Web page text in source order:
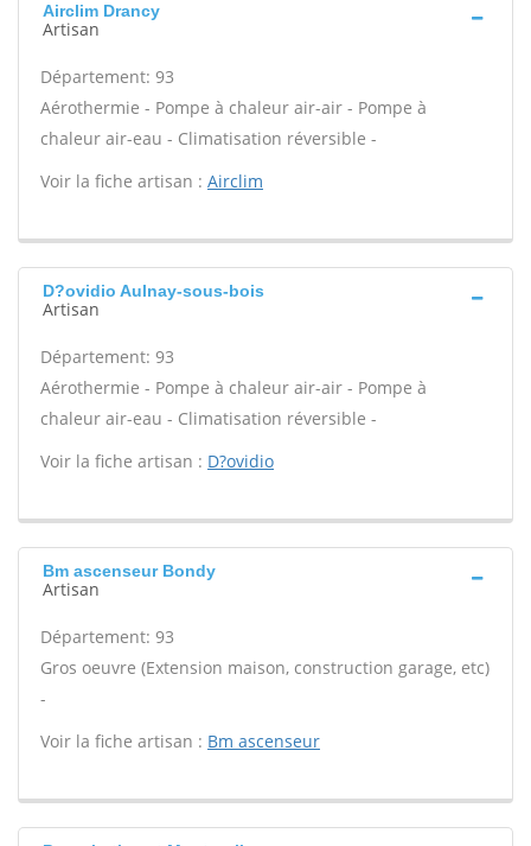
Airclim Drancy
Artisan
Département: 93
Aérothermie - Pompe à chaleur air-air - Pompe à
chaleur air-eau - Climatisation réversible -
Voir la fiche artisan : Airclim
D?ovidio Aulnay-sous-bois
Artisan
Département: 93
Aérothermie - Pompe à chaleur air-air - Pompe à
chaleur air-eau - Climatisation réversible -
Voir la fiche artisan : D?ovidio
Bm ascenseur Bondy
Artisan
Département: 93
Gros oeuvre (Extension maison, construction garage, etc)
-
Voir la fiche artisan : Bm ascenseur